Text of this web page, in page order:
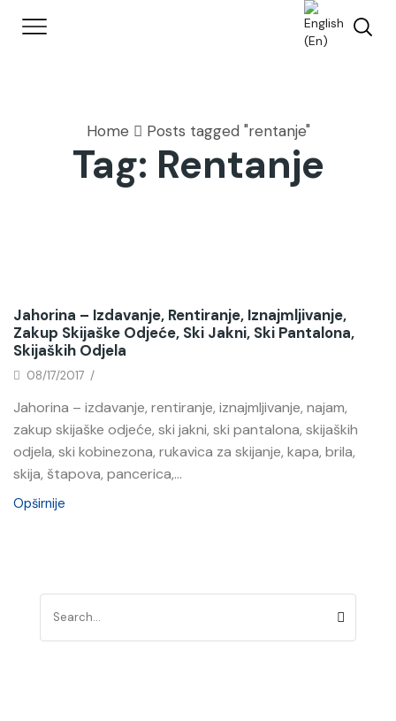
Home Posts tagged "rentanje"
Tag: Rentanje
Jahorina – Izdavanje, Rentiranje, Iznajmljivanje,
Zakup Skijaške Odjeće, Ski Jakni, Ski Pantalona,
Skijaških Odjela
08/17/2017 /
Jahorina – izdavanje, rentiranje, iznajmljivanje, najam,
zakup skijaške odjeće, ski jakni, ski pantalona, skijaških
odjela, ski kobinezona, rukavica za skijanje, kapa, brila,
skija, štapova, pancerica,...
Opširnije